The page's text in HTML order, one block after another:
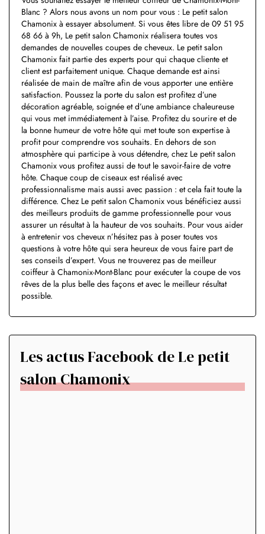
Blanc ? Alors nous avons un nom pour vous : Le petit salon
Chamonix à essayer absolument. Si vous êtes libre de 09 51 95
68 66 à 9h, Le petit salon Chamonix réalisera toutes vos
demandes de nouvelles coupes de cheveux. Le petit salon
Chamonix fait partie des experts pour qui chaque cliente et
client est parfaitement unique. Chaque demande est ainsi
réalisée de main de maître afin de vous apporter une entière
satisfaction. Poussez la porte du salon est profitez d’une
décoration agréable, soignée et d’une ambiance chaleureuse
qui vous met immédiatement à l’aise. Profitez du sourire et de
la bonne humeur de votre hôte qui met toute son expertise à
profit pour comprendre vos souhaits. En dehors de son
atmosphère qui participe à vous détendre, chez Le petit salon
Chamonix vous profitez aussi de tout le savoir-faire de votre
hôte. Chaque coup de ciseaux est réalisé avec
professionnalisme mais aussi avec passion : et cela fait toute la
différence. Chez Le petit salon Chamonix vous bénéficiez aussi
des meilleurs produits de gamme professionnelle pour vous
assurer un résultat à la hauteur de vos souhaits. Pour vous aider
à entretenir vos cheveux n’hésitez pas à poser toutes vos
questions à votre hôte qui sera heureux de vous faire part de
ses conseils d’expert. Vous ne trouverez pas de meilleur
coiffeur à Chamonix-Mont-Blanc pour exécuter la coupe de vos
rêves de la plus belle des façons et avec le meilleur résultat
possible.
Les actus Facebook de Le petit
salon Chamonix